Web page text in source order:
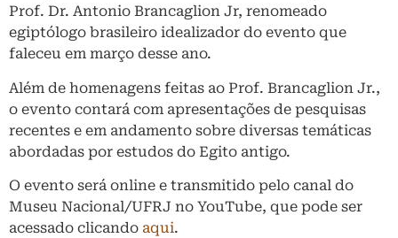
Prof. Dr. Antonio Brancaglion Jr, renomeado
egiptólogo brasileiro idealizador do evento que
faleceu em março desse ano.
Além de homenagens feitas ao Prof. Brancaglion Jr.,
o evento contará com apresentações de pesquisas
recentes e em andamento sobre diversas temáticas
abordadas por estudos do Egito antigo.
O evento será online e transmitido pelo canal do
Museu Nacional/UFRJ no YouTube, que pode ser
acessado clicando aqui.